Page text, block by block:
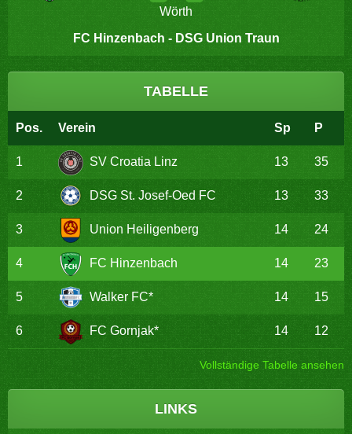
Wörth
FC Hinzenbach - DSG Union Traun
TABELLE
Pos. Verein Sp P
1 SV Croatia Linz 13 35
2 DSG St. Josef-Oed FC 13 33
3 Union Heiligenberg 14 24
4 FC Hinzenbach 14 23
5 Walker FC* 14 15
6 FC Gornjak* 14 12
Vollständige Tabelle ansehen
LINKS